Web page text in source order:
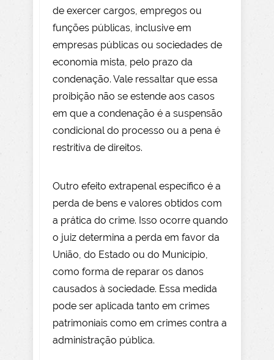
de exercer cargos, empregos ou
funções públicas, inclusive em
empresas públicas ou sociedades de
economia mista, pelo prazo da
condenação. Vale ressaltar que essa
proibição não se estende aos casos
em que a condenação é a suspensão
condicional do processo ou a pena é
restritiva de direitos.
Outro efeito extrapenal específico é a
perda de bens e valores obtidos com
a prática do crime. Isso ocorre quando
o juiz determina a perda em favor da
União, do Estado ou do Município,
como forma de reparar os danos
causados à sociedade. Essa medida
pode ser aplicada tanto em crimes
patrimoniais como em crimes contra a
administração pública.